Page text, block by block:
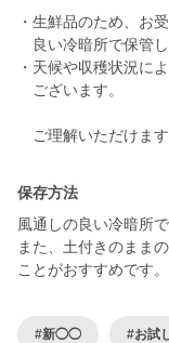
・生鮮品のため、お
良い冷暗所で保管し
・天候や収穫状況に
ございます。
保存方法
風通しの良い冷暗所
また、土付きのまま
ことがおすすめです。
#新◯◯ #お試